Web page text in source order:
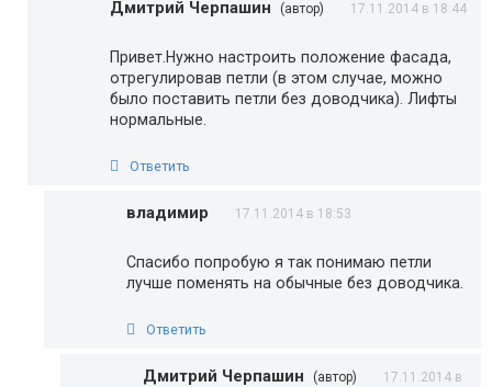
Дмитрий Черпашин (автор) 17.11.2014 в 18:44
Привет.Нужно настроить положение фасада,
отрегулировав петли (в этом случае, можно
было поставить петли без доводчика). Лифты
нормальные.
Ответить
владимир 17.11.2014 в 18:53
Спасибо попробую я так понимаю петли
лучше поменять на обычные без доводчика.
Ответить
Дмитрий Черпашин (автор)
17.11.2014 в